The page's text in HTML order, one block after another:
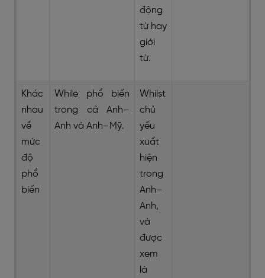
động
từ hay
giới
từ.
Khác
nhau
về
mức
độ
phổ
biến
While phổ biến
trong cả Anh–
Anh và Anh–Mỹ.
Whilst
chủ
yếu
xuất
hiện
trong
Anh–
Anh,
và
được
xem
là